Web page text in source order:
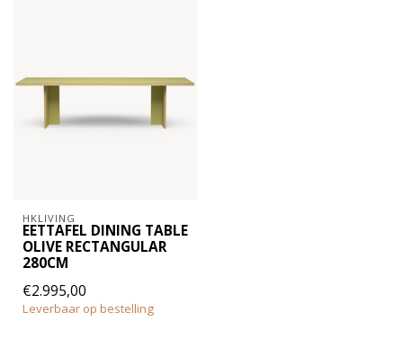
HKLIVING
EETTAFEL DINING TABLE
OLIVE RECTANGULAR
280CM
€2.995,00
Leverbaar op bestelling